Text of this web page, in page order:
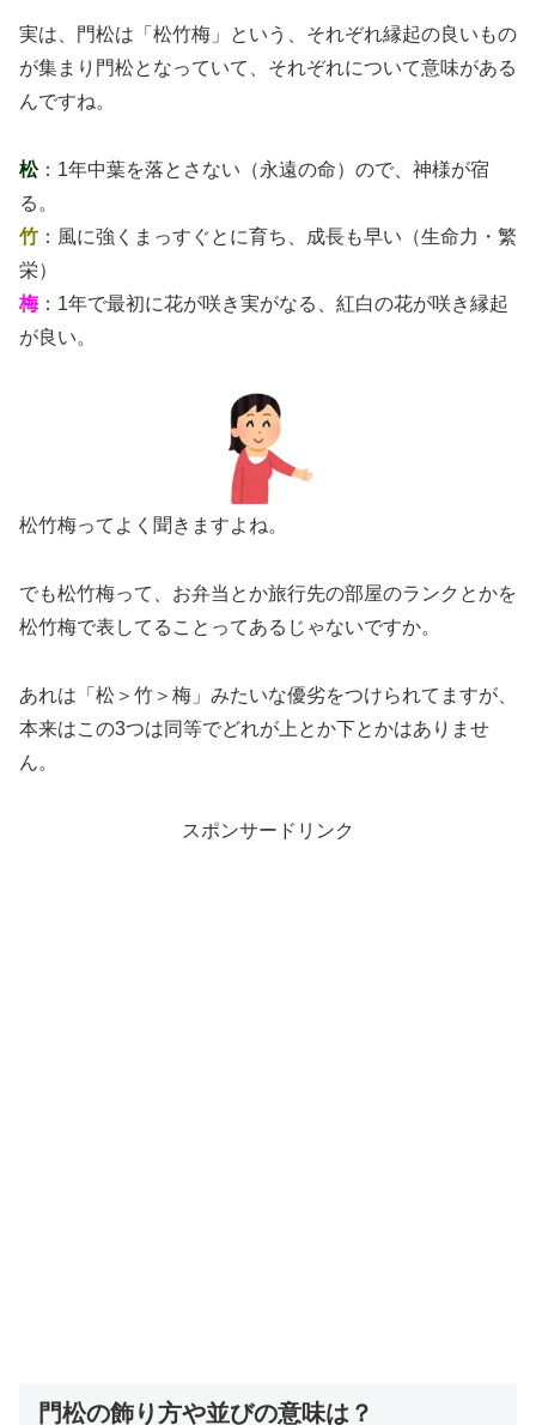
実は、門松は「松竹梅」という、それぞれ縁起の良いもの
が集まり門松となっていて、それぞれについて意味がある
んですね。
松：1年中葉を落とさない（永遠の命）ので、神様が宿
る。
竹 ：風に強くまっすぐとに育ち、成長も早い（生命力・繁
栄）
梅：1年で最初に花が咲き実がなる、紅白の花が咲き縁起
が良い。
松竹梅ってよく聞きますよね。
でも松竹梅って、お弁当とか旅行先の部屋のランクとかを
松竹梅で表してることってあるじゃないですか。
あれは「松＞竹＞梅」みたいな優劣をつけられてますが、
本来はこの3つは同等でどれが上とか下とかはありませ
ん。
スポンサードリンク
門松の飾り方や並びの意味は？